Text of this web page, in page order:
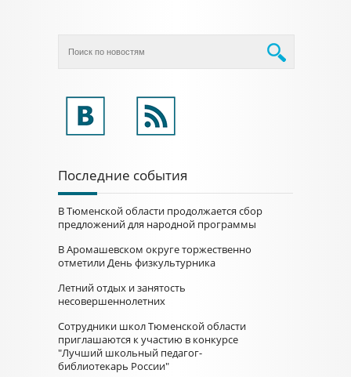
Последние события
В Тюменской области продолжается сбор
предложений для народной программы
В Аромашевском округе торжественно
отметили День физкультурника
Летний отдых и занятость
несовершеннолетних
Сотрудники школ Тюменской области
приглашаются к участию в конкурсе
"Лучший школьный педагог-
библиотекарь России"